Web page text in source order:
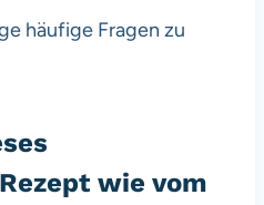
häufige Fragen zu
wie vom